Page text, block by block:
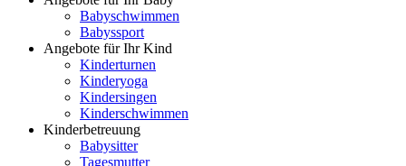
Babyschwimmen
Babyssport
Angebote für Ihr Kind
Kinderturnen
Kinderyoga
Kindersingen
Kinderschwimmen
Kinderbetreuung
Babysitter
Tagesmutter